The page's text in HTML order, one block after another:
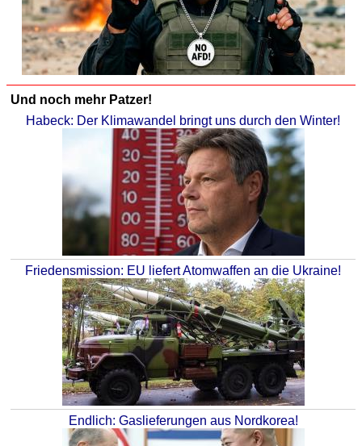
Und noch mehr Patzer!
Habeck: Der Klimawandel bringt uns durch den Winter!
Friedensmission: EU liefert Atomwaffen an die Ukraine!
Endlich: Gaslieferungen aus Nordkorea!